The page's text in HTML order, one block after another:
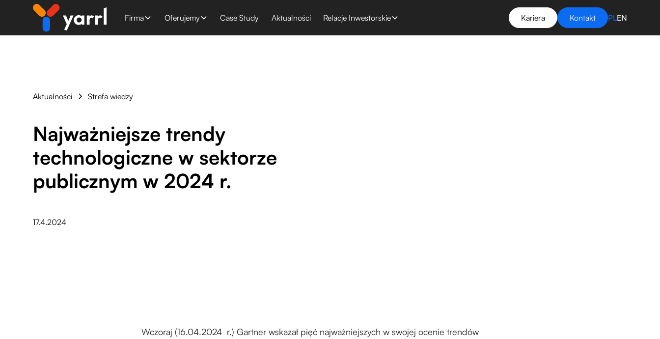
Firma Oferujemy Case Study Aktualności Relacje Inwestorskie Kariera Kontakt PLEN
Aktualności Strefa wiedzy
Najważniejsze trendy
technologiczne w sektorze
publicznym w 2024 r.
17.4.2024
Wczoraj (16.04.2024 r.) Gartner wskazał pięć najważniejszych w swojej ocenie trendów